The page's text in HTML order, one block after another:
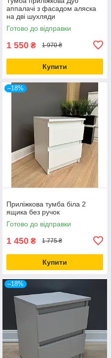
аппалачі з фасадом аляска
на дві шухляди
Готово до відправки
1 550 ₴ 1 970 ₴
Купити
–18%
Приліжкова тумба біла 2
ящика без ручок
Готово до відправки
1 450 ₴ 1 775 ₴
Купити
–18%